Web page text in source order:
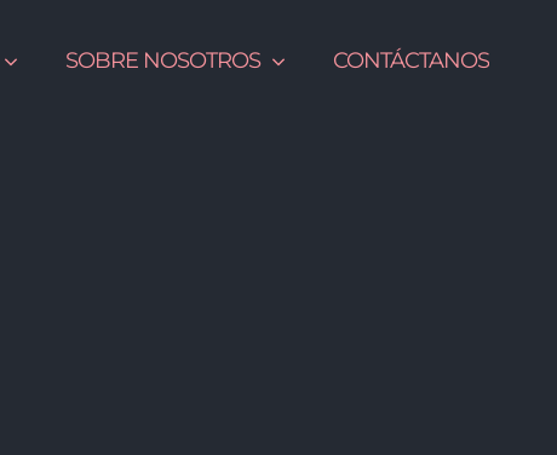
SOBRE NOSOTROS CONTÁCTANOS